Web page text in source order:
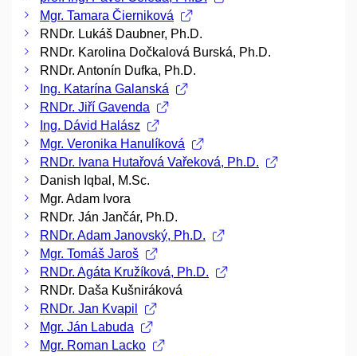
Mgr. Tamara Čierniková
RNDr. Lukáš Daubner, Ph.D.
RNDr. Karolina Dočkalová Burská, Ph.D.
RNDr. Antonín Dufka, Ph.D.
Ing. Katarína Galanská
RNDr. Jiří Gavenda
Ing. Dávid Halász
Mgr. Veronika Hanulíková
RNDr. Ivana Hutařová Vařeková, Ph.D.
Danish Iqbal, M.Sc.
Mgr. Adam Ivora
RNDr. Ján Jančár, Ph.D.
RNDr. Adam Janovský, Ph.D.
Mgr. Tomáš Jaroš
RNDr. Agáta Kružíková, Ph.D.
RNDr. Daša Kušniráková
RNDr. Jan Kvapil
Mgr. Ján Labuda
Mgr. Roman Lacko